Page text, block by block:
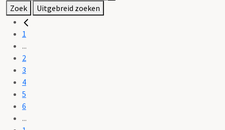
Zoek Uitgebreid zoeken
1
...
2
3
4
5
6
...